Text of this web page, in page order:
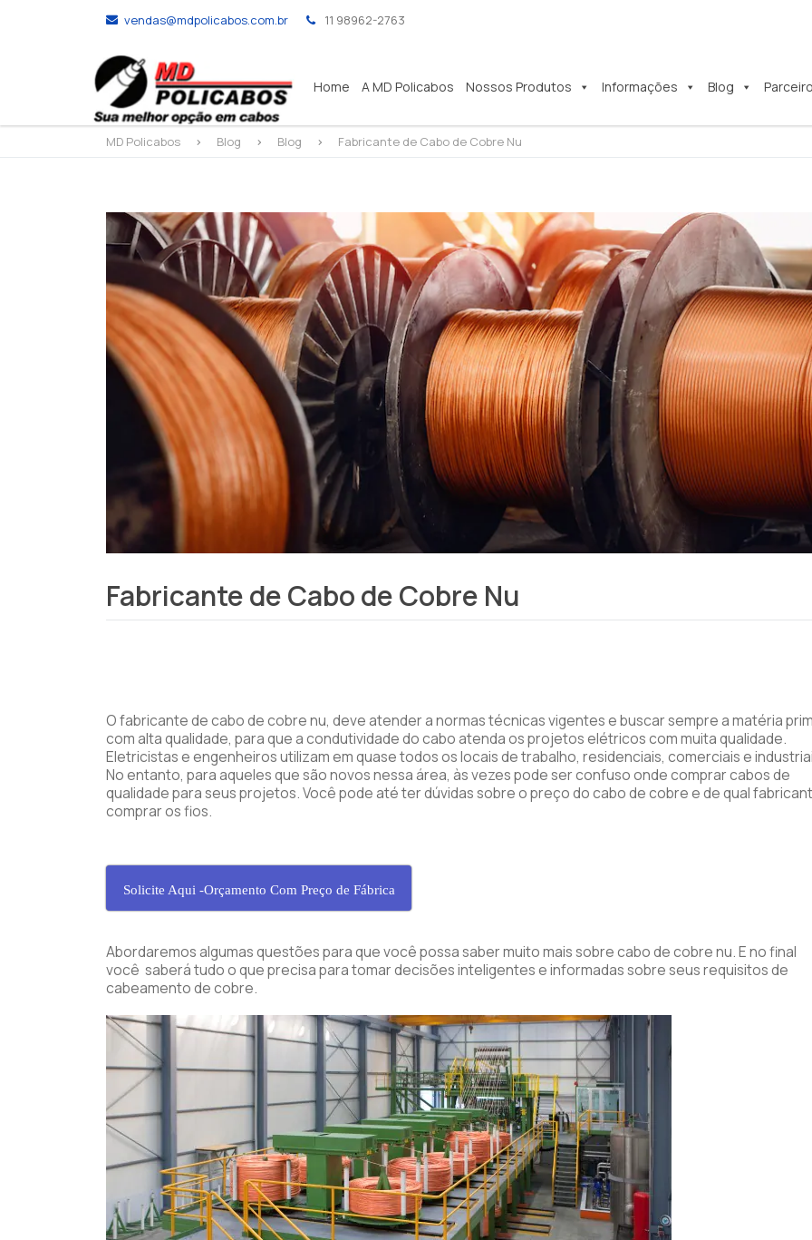
vendas@mdpolicabos.com.br 11 98962-2763
Home A MD Policabos Nossos Produtos Informações Blog
MD Policabos > Blog > Blog > Fabricante de Cabo de Cobre Nu
Fabricante de Cabo de Cobre Nu
O fabricante de cabo de cobre nu, deve atender a normas técnicas vigentes e buscar sempre a matéria
com alta qualidade, para que a condutividade do cabo atenda os projetos elétricos com muita qualidade.
Eletricistas e engenheiros utilizam em quase todos os locais de trabalho, residenciais, comerciais e
No entanto, para aqueles que são novos nessa área, às vezes pode ser confuso onde comprar cabos de
qualidade para seus projetos. Você pode até ter dúvidas sobre o preço do cabo de cobre e de qual
comprar os fios.
Solicite Aqui -Orçamento Com Preço de Fábrica
Abordaremos algumas questões para que você possa saber muito mais sobre cabo de cobre nu. E no final
você saberá tudo o que precisa para tomar decisões inteligentes e informadas sobre seus requisitos de
cabeamento de cobre.